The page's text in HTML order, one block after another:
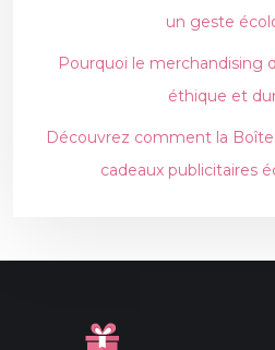
un geste
Pourquoi le merchandising
éthique et
Découvrez comment la
cadeaux publicitaires